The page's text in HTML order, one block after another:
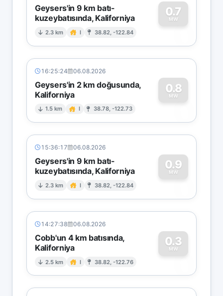
Geysers'in 9 km batı-
kuzeybatısında, Kaliforniya
2.3 km I 38.82, -122.84
0.7
MW
0
16:25:24 06.08.2026
Geysers'in 2 km doğusunda,
Kaliforniya
1.5 km I 38.78, -122.73
0.8
MW
0
15:36:17 06.08.2026
Geysers'in 9 km batı-
kuzeybatısında, Kaliforniya
2.3 km I 38.82, -122.84
0.9
MW
0
14:27:38 06.08.2026
Cobb'un 4 km batısında,
Kaliforniya
2.5 km I 38.82, -122.76
0.3
MW
0